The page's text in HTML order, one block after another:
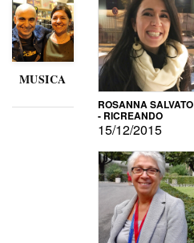
MUSICA
ROSANNA SALVATO
- RICREANDO
15/12/2015